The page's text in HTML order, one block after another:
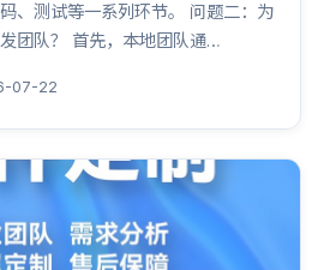
、测试等一系列环节。 问题二：为
团队？ 首先，本地团队通…
07-22